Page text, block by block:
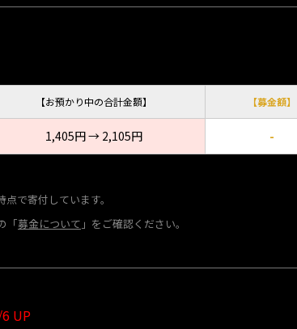
【お預かり中の合計金額】 【募金額】
1,405円 → 2,105円 -
で寄付しています。
「募金について 」をご確認ください。
UP